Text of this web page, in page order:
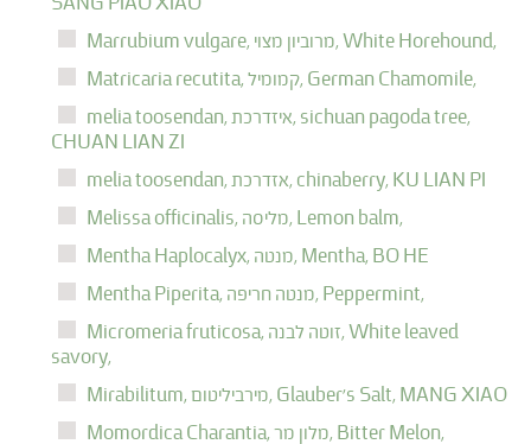
Marrubium vulgare,
מרוביון מצוי, White Horehound,
Matricaria recutita,
קמומיל, German Chamomile,
melia toosendan,
איזדרכת, sichuan pagoda tree,
CHUAN LIAN ZI
melia toosendan,
אזדרכת, chinaberry, KU LIAN PI
Melissa officinalis,
מליסה, Lemon balm,
Mentha Haplocalyx,
מנטה, Mentha, BO HE
Mentha Piperita,
מנטה חריפה, Peppermint,
Micromeria fruticosa,
זוטה לבנה, White leaved
savory,
Mirabilitum,
מירביליטום, Glauber's Salt, MANG XIAO
Momordica Charantia,
מלון מר, Bitter Melon,